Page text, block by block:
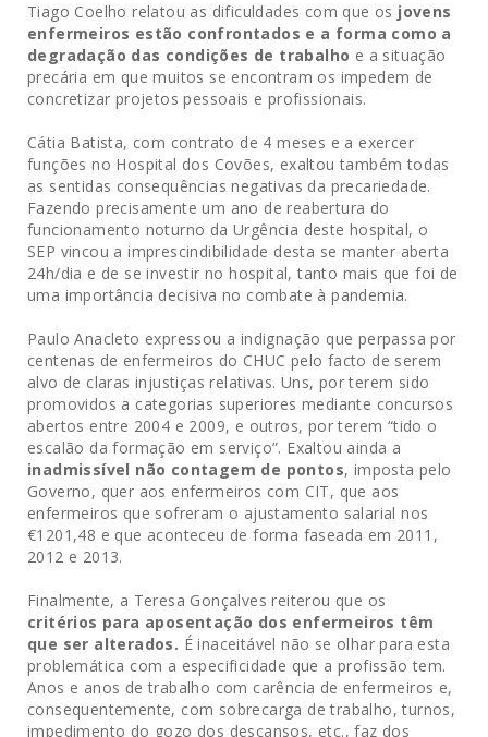
Tiago Coelho relatou as dificuldades com que os jovens
enfermeiros estão confrontados e a forma como a
degradação das condições de trabalho e a situação
precária em que muitos se encontram os impedem de
concretizar projetos pessoais e profissionais.
Cátia Batista, com contrato de 4 meses e a exercer
funções no Hospital dos Covões, exaltou também todas
as sentidas consequências negativas da precariedade.
Fazendo precisamente um ano de reabertura do
funcionamento noturno da Urgência deste hospital, o
SEP vincou a imprescindibilidade desta se manter aberta
24h/dia e de se investir no hospital, tanto mais que foi de
uma importância decisiva no combate à pandemia.
Paulo Anacleto expressou a indignação que perpassa por
centenas de enfermeiros do CHUC pelo facto de serem
alvo de claras injustiças relativas. Uns, por terem sido
promovidos a categorias superiores mediante concursos
abertos entre 2004 e 2009, e outros, por terem “tido o
escalão da formação em serviço”. Exaltou ainda a
inadmissível não contagem de pontos, imposta pelo
Governo, quer aos enfermeiros com CIT, que aos
enfermeiros que sofreram o ajustamento salarial nos
€1201,48 e que aconteceu de forma faseada em 2011,
2012 e 2013.
Finalmente, a Teresa Gonçalves reiterou que os
critérios para aposentação dos enfermeiros têm
que ser alterados. É inaceitável não se olhar para esta
problemática com a especificidade que a profissão tem.
Anos e anos de trabalho com carência de enfermeiros e,
consequentemente, com sobrecarga de trabalho, turnos,
impedimento do gozo dos descansos, etc., faz dos